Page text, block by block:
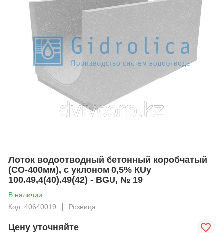
Лоток водоотводный бетонный коробчатый
(СО-400мм), с уклоном 0,5% КUу
100.49,4(40).49(42) - BGU, № 19
В наличии
Код: 40640019
Розница
Цену уточняйте